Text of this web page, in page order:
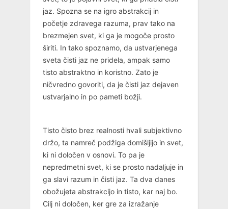
jaz. Spozna se na igro abstrakcij in
početje zdravega razuma, prav tako na
brezmejen svet, ki ga je mogoče prosto
širiti. In tako spoznamo, da ustvarjenega
sveta čisti jaz ne pridela, ampak samo
tisto abstraktno in koristno. Zato je
ničvredno govoriti, da je čisti jaz dejaven
ustvarjalno in po pameti božji.
Tisto čisto brez realnosti hvali subjektivno
držo, ta namreč podžiga domišljijo in svet,
ki ni določen v osnovi. To pa je
nepredmetni svet, ki se prosto nadaljuje in
ga slavi razum in čisti jaz. Ta dva danes
obožujeta abstrakcijo in tisto, kar naj bo.
Cilj ni določen, ker gre za izražanje